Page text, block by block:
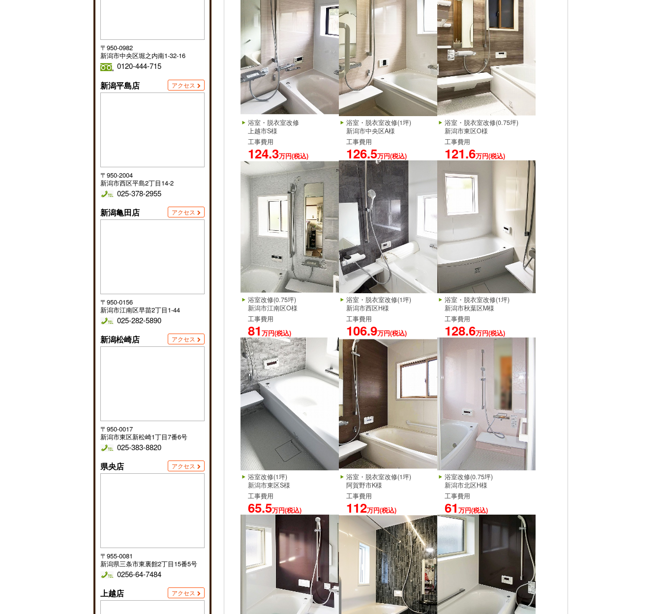
浴室・脱衣室改修
上越市S様
工事費用
124.3万円(税込)
浴室・脱衣室改修(1坪)
新潟市中央区A様
工事費用
126.5万円(税込)
浴室・脱衣室改修(0.75坪)
新潟市東区O様
工事費用
121.6万円(税込)
浴室改修(0.75坪)
新潟市江南区O様
工事費用
81 万円(税込)
浴室・脱衣室改修(1坪)
新潟市西区H様
工事費用
106.9万円(税込)
浴室・脱衣室改修(1坪)
新潟市秋葉区M様
工事費用
128.6万円(税込)
浴室改修(1坪)
新潟市東区S様
工事費用
65.5万円(税込)
浴室・脱衣室改修(1坪)
阿賀野市K様
工事費用
112万円(税込)
浴室改修(0.75坪)
新潟市北区H様
工事費用
61 万円(税込)
〒950-0982
新潟市中央区堀之内南1-32-16
0120-444-715
新潟平島店 アクセス
〒950-2004
新潟市西区平島2丁目14-2
025-378-2955
新潟亀田店 アクセス
〒950-0156
新潟市江南区早苗2丁目1-44
025-282-5890
新潟松崎店 アクセス
〒950-0017
新潟市東区新松崎1丁目7番6号
025-383-8820
県央店 アクセス
〒955-0081
新潟県三条市東裏館2丁目15番5号
0256-64-7484
上越店 アクセス